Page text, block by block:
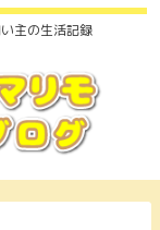
主の生活記録